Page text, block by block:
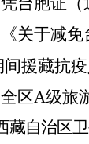
关于减
间援藏抗
区A级旅
藏自治区